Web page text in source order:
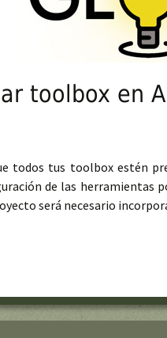
toolbox en
todos tus toolbox estén
de las herramientas
será necesario